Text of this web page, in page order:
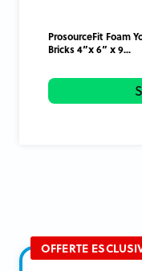
ProsourceFit Foam
Bricks 4”x 6” x 9...
OFFERTE